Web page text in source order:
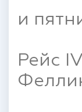
и
Рейс